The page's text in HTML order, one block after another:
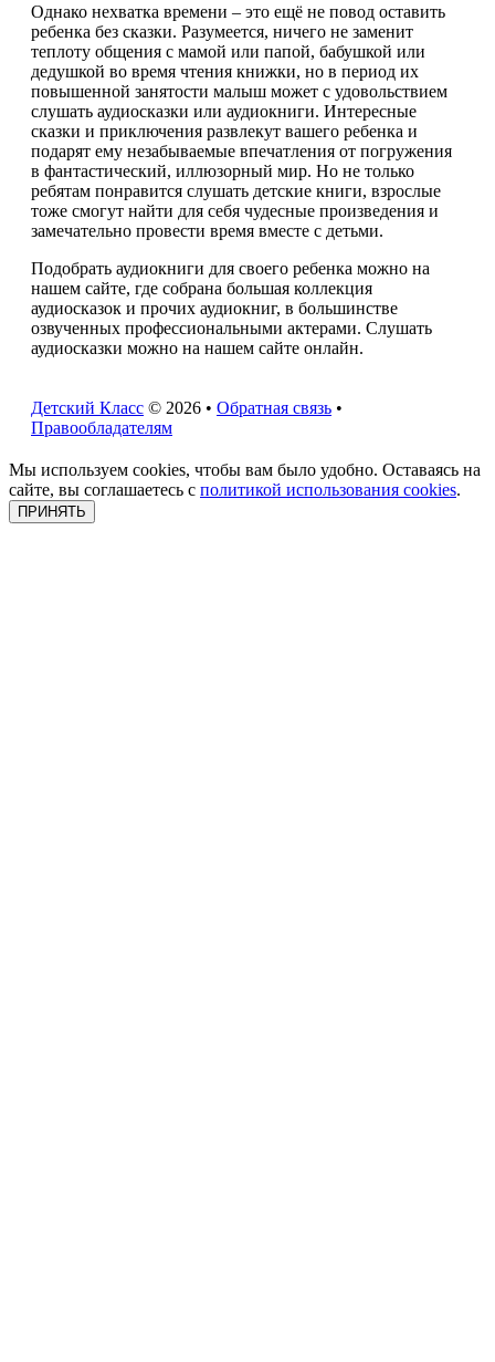
Однако нехватка времени – это ещё не повод оставить
ребенка без сказки. Разумеется, ничего не заменит
теплоту общения с мамой или папой, бабушкой или
дедушкой во время чтения книжки, но в период их
повышенной занятости малыш может с удовольствием
слушать аудиосказки или аудиокниги. Интересные
сказки и приключения развлекут вашего ребенка и
подарят ему незабываемые впечатления от погружения
в фантастический, иллюзорный мир. Но не только
ребятам понравится слушать детские книги, взрослые
тоже смогут найти для себя чудесные произведения и
замечательно провести время вместе с детьми.
Подобрать аудиокниги для своего ребенка можно на
нашем сайте, где собрана большая коллекция
аудиосказок и прочих аудиокниг, в большинстве
озвученных профессиональными актерами. Слушать
аудиосказки можно на нашем сайте онлайн.
Детский Класс © 2026 • Обратная связь •
Правообладателям
Мы используем cookies, чтобы вам было удобно. Оставаясь на
сайте, вы соглашаетесь с политикой использования cookies.
ПРИНЯТЬ